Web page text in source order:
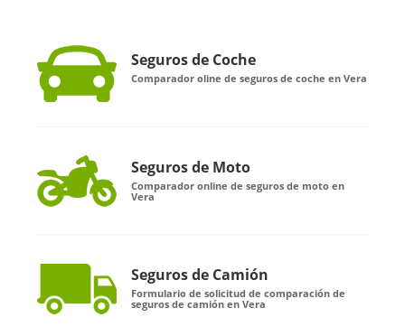
Seguros de Coche
Comparador oline de seguros de coche en Vera
Seguros de Moto
Comparador online de seguros de moto en
Vera
Seguros de Camión
Formulario de solicitud de comparación de
seguros de camión en Vera